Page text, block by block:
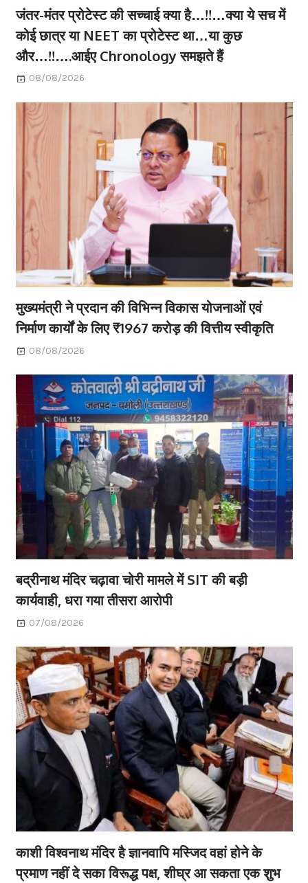
जंतर-मंतर प्रोटेस्ट की सच्चाई क्या है…!!…क्या ये सच में
कोई छात्र या NEET का प्रोटेस्ट था…या कुछ
और…!!….आईए Chronology समझते हैं
08/08/2026
मुख्यमंत्री ने प्रदान की विभिन्न विकास योजनाओं एवं
निर्माण कार्यों के लिए ₹1967 करोड़ की वित्तीय स्वीकृति
08/08/2026
बद्रीनाथ मंदिर चढ़ावा चोरी मामले में SIT की बड़ी
कार्यवाही, धरा गया तीसरा आरोपी
07/08/2026
काशी विश्वनाथ मंदिर है ज्ञानवापि मस्जिद वहां होने के
प्रमाण नहीं दे सका विरूद्ध पक्ष, शीघ्र आ सकता एक शुभ